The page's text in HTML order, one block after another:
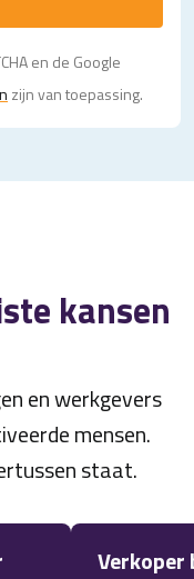
en de Google
zijn van toepassing.
kansen
en werkgevers
mensen.
staat.